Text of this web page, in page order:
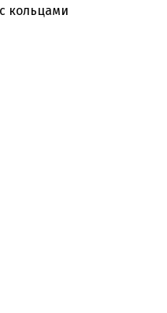
кольцами